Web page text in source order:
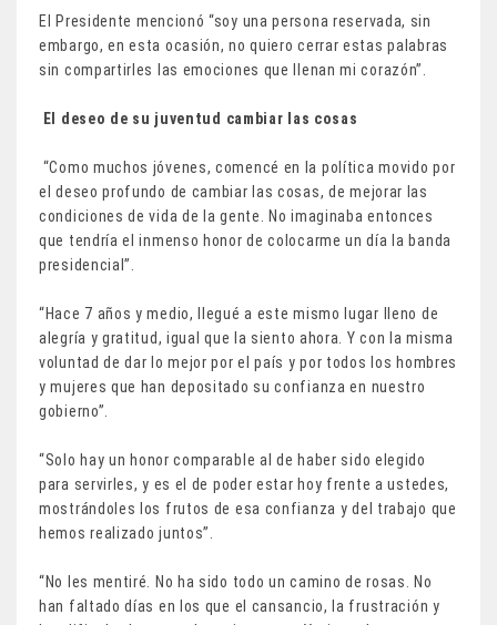
El Presidente mencionó “soy una persona reservada, sin
embargo, en esta ocasión, no quiero cerrar estas palabras
sin compartirles las emociones que llenan mi corazón”.
El deseo de su juventud cambiar las cosas
“Como muchos jóvenes, comencé en la política movido por
el deseo profundo de cambiar las cosas, de mejorar las
condiciones de vida de la gente. No imaginaba entonces
que tendría el inmenso honor de colocarme un día la banda
presidencial”.
“Hace 7 años y medio, llegué a este mismo lugar lleno de
alegría y gratitud, igual que la siento ahora. Y con la misma
voluntad de dar lo mejor por el país y por todos los hombres
y mujeres que han depositado su confianza en nuestro
gobierno”.
“Solo hay un honor comparable al de haber sido elegido
para servirles, y es el de poder estar hoy frente a ustedes,
mostrándoles los frutos de esa confianza y del trabajo que
hemos realizado juntos”.
“No les mentiré. No ha sido todo un camino de rosas. No
han faltado días en los que el cansancio, la frustración y